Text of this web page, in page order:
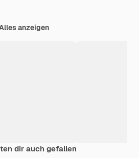
anzeigen
dir auch gefallen